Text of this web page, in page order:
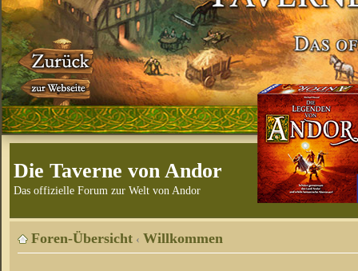
Die Taverne von Andor
Das offizielle Forum zur Welt von Andor
Foren-Übersicht ‹ Willkommen